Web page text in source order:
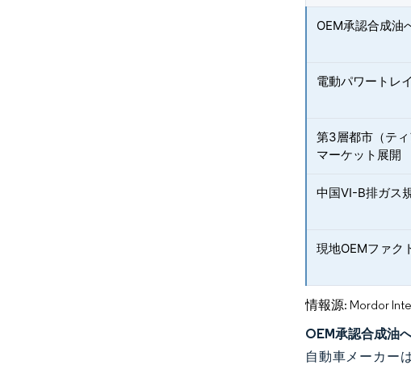
OEM承認合成油
電動パワートレ
第3層都市（テ
マーケット展開
中国VI-B排ガス
現地OEMファク
情報源: Mordor
OEM承認合成油
自動車メーカー